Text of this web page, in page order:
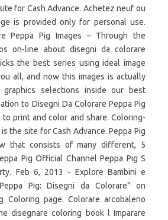
for Cash Advance. Achetez neuf ou
is provided only for personal use.
Peppa Pig Images – Through the
on-line about disegni da colorare
the best series using ideal image
all, and now this images is actually
selections inside our best
to Disegni Da Colorare Peppa Pig
print and color and share. Coloring-
the site for Cash Advance. Peppa Pig
that consists of many different, 5
Pig Official Channel Peppa Pig S
Feb 6, 2013 - Explore Bambini e
Pig: Disegni da Colorare" on
Coloring page. Colorare arcobaleno
disegnare coloring book l Imparare